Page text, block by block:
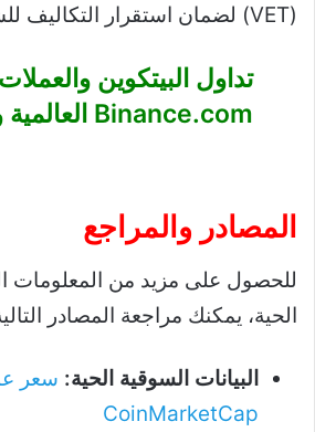
(VET) لضمان استقرار التكاليف للشركات.
تداول البيتكوين
Binance.com
المصادر والمراجع
للحصول على مزيد من المعلومات
الحية، يمكنك مراجعة المصادر
البيانات السوقية الحية:
CoinMarketCap